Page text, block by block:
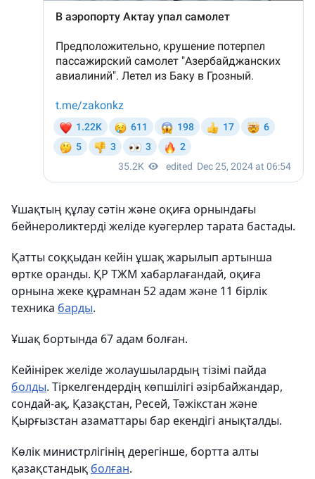
Ұшақтың құлау сәтін және оқиға орнындағы
бейнероликтерді желіде куәгерлер тарата бастады.
Қатты соққыдан кейін ұшақ жарылып артынша
өртке оранды. ҚР ТЖМ хабарлағандай, оқиға
орнына жеке құрамнан 52 адам және 11 бірлік
техника барды.
Ұшақ бортында 67 адам болған.
Кейінірек желіде жолаушылардың тізімі пайда
болды. Тіркелгендердің көпшілігі әзірбайжандар,
сондай-ақ, Қазақстан, Ресей, Тәжікстан және
Қырғызстан азаматтары бар екендігі анықталды.
Көлік министрлігінің дерегінше, бортта алты
қазақстандық болған.